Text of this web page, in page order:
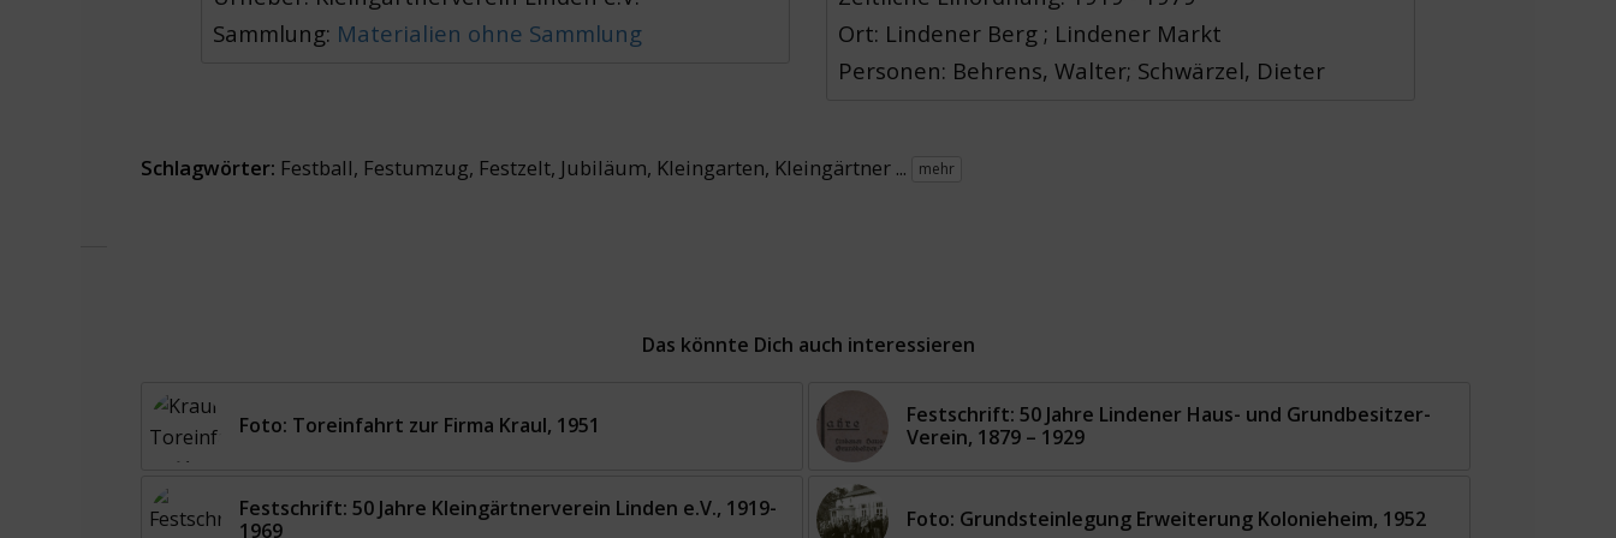
Sammlung: Materialien ohne Sammlung
Ort: Lindener Berg ; Lindener Markt
Personen: Behrens, Walter; Schwärzel, Dieter
Schlagwörter: Festball, Festumzug, Festzelt, Jubiläum, Kleingarten, Kleingärtner ... mehr
Das könnte Dich auch interessieren
Foto: Toreinfahrt zur Firma Kraul, 1951
Festschrift: 50 Jahre Lindener Haus- und Grundbesitzer-
Verein, 1879 – 1929
Festschrift: 50 Jahre Kleingärtnerverein Linden e.V., 1919-
1969
Foto: Grundsteinlegung Erweiterung Kolonieheim, 1952